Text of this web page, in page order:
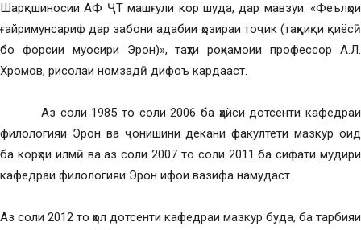
Шарқшиносии АФ ҶТ машғули кор шуда, дар мавзуи: «Феълҳои
ғайримунсариф дар забони адабии ҳозираи тоҷик (таҳқиқи қиёсӣ
бо форсии муосири Эрон)», таҳти роҳнамоии профессор А.Л.
Хромов, рисолаи номзадӣ дифоъ кардааст.
Аз соли 1985 то соли 2006 ба ҳайси дотсенти кафедраи
филологияи Эрон ва ҷонишини декани факултети мазкур оид
ба корҳои илмӣ ва аз соли 2007 то соли 2011 ба сифати мудири
кафедраи филологияи Эрон ифои вазифа намудаст.
Аз соли 2012 то ҳол дотсенти кафедраи мазкур буда, ба тарбияи